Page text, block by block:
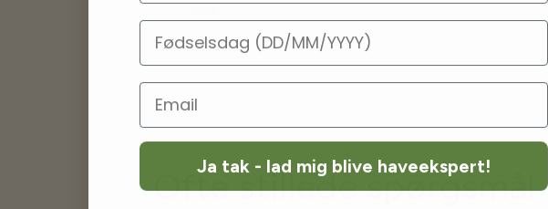
Leaa
Ofte stillede spørgsmål
Fødselsdag
Ja tak - lad mig blive haveekspert!